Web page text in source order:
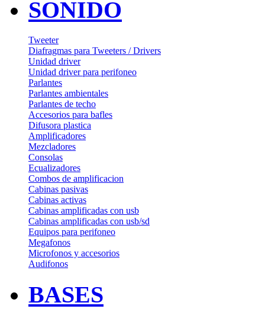
SONIDO
Tweeter
Diafragmas para Tweeters / Drivers
Unidad driver
Unidad driver para perifoneo
Parlantes
Parlantes ambientales
Parlantes de techo
Accesorios para bafles
Difusora plastica
Amplificadores
Mezcladores
Consolas
Ecualizadores
Combos de amplificacion
Cabinas pasivas
Cabinas activas
Cabinas amplificadas con usb
Cabinas amplificadas con usb/sd
Equipos para perifoneo
Megafonos
Microfonos y accesorios
Audifonos
BASES